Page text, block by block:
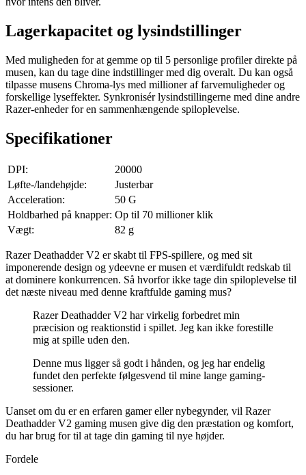
Lagerkapacitet og lysindstillinger
Med muligheden for at gemme op til 5 personlige profiler direkte på
musen, kan du tage dine indstillinger med dig overalt. Du kan også
tilpasse musens Chroma-lys med millioner af farvemuligheder og
forskellige lyseffekter. Synkronisér lysindstillingerne med dine andre
Razer-enheder for en sammenhængende spiloplevelse.
Specifikationer
DPI:
20000
Løfte-/landehøjde:
Justerbar
Acceleration:
50 G
Holdbarhed på knapper: Op til 70 millioner klik
Vægt:
82 g
Razer Deathadder V2 er skabt til FPS-spillere, og med sit
imponerende design og ydeevne er musen et værdifuldt redskab til
at dominere konkurrencen. Så hvorfor ikke tage din spiloplevelse til
det næste niveau med denne kraftfulde gaming mus?
Razer Deathadder V2 har virkelig forbedret min
præcision og reaktionstid i spillet. Jeg kan ikke forestille
mig at spille uden den.
Denne mus ligger så godt i hånden, og jeg har endelig
fundet den perfekte følgesvend til mine lange gaming-
sessioner.
Uanset om du er en erfaren gamer eller nybegynder, vil Razer
Deathadder V2 gaming musen give dig den præstation og komfort,
du har brug for til at tage din gaming til nye højder.
Fordele